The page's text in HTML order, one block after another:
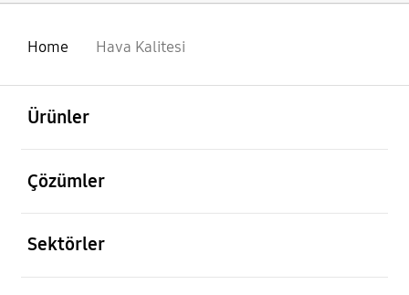
Home Hava Kalitesi
Ürünler
Çözümler
Sektörler